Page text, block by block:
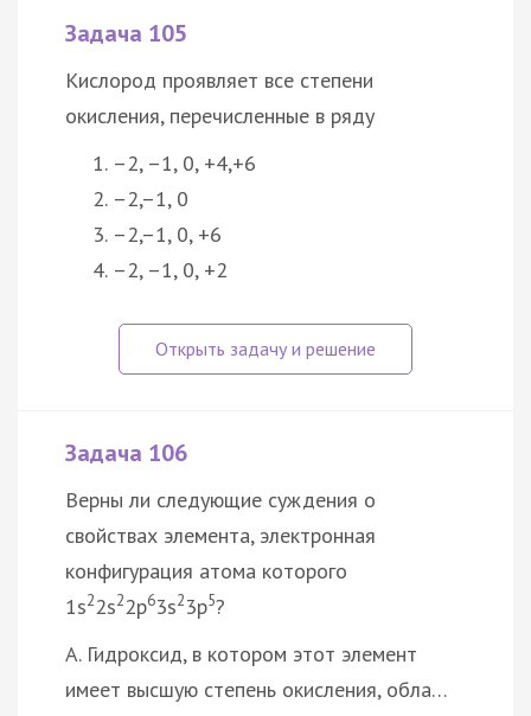
Задача 105
Кислород проявляет все степени
окисления, перечисленные в ряду
–2, –1, 0, +4,+6
–2,–1, 0
–2,–1, 0, +6
–2, –1, 0, +2
Задача 106
Верны ли следующие суждения о
свойствах элемента, электронная
конфигурация атома которого
1s22s22p63s23p5?
А. Гидроксид, в котором этот элемент
имеет высшую степень окисления, обла…